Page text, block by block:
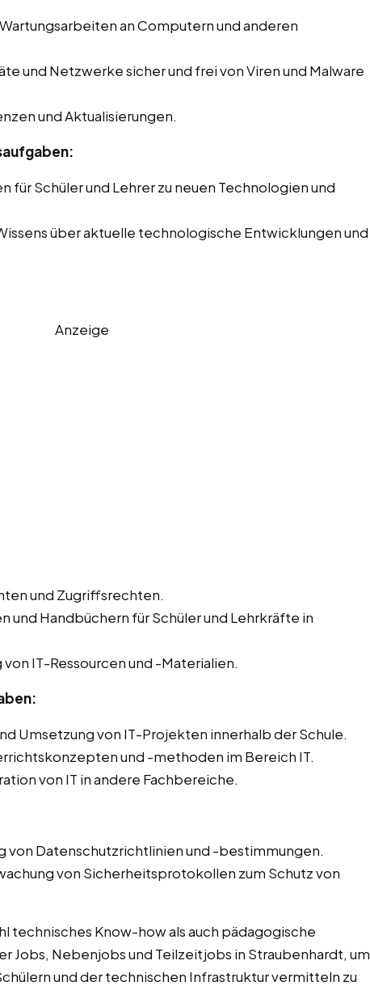
an Computern und anderen
und Netzwerke sicher und frei von Viren und Malware
und Aktualisierungen.
für Schüler und Lehrer zu neuen Technologien und
über aktuelle technologische Entwicklungen und
Anzeige
und Zugriffsrechten.
und Handbüchern für Schüler und Lehrkräfte in
IT-Ressourcen und -Materialien.
Umsetzung von IT-Projekten innerhalb der Schule.
und -methoden im Bereich IT.
von IT in andere Fachbereiche.
von Datenschutzrichtlinien und -bestimmungen.
von Sicherheitsprotokollen zum Schutz von
technisches Know-how als auch pädagogische
Jobs, Nebenjobs und Teilzeitjobs in Straubenhardt, um
und der technischen Infrastruktur vermitteln zu